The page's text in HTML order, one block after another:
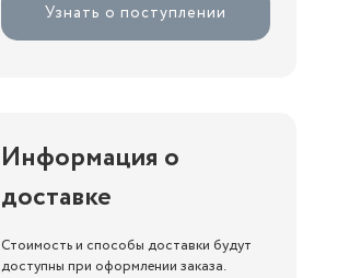
Узнать о поступлении
Информация о
доставке
Стоимость и способы доставки будут
доступны при оформлении заказа.